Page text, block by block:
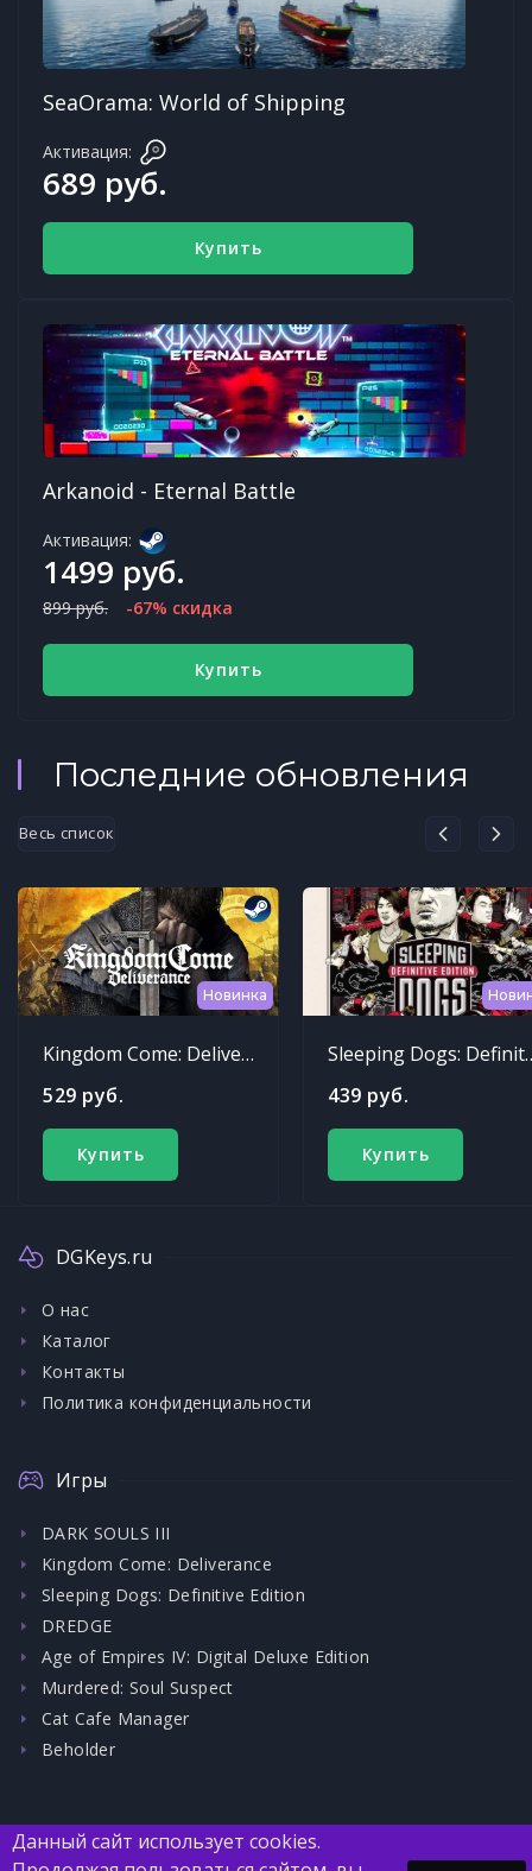
SeaOrama: World of Shipping
Активация:
689 руб.
Купить
Arkanoid - Eternal Battle
Активация:
1499 руб.
899 руб. -67% скидка
Купить
Последние обновления
Весь список
Новинка
Kingdom Come: Deliverance
529 руб.
Купить
Sleeping
439 руб.
Купить
DGKeys.ru
О нас
Каталог
Контакты
Политика конфиденциальности
Игры
DARK SOULS III
Kingdom Come: Deliverance
Sleeping Dogs: Definitive Edition
DREDGE
Age of Empires IV: Digital Deluxe Edition
Murdered: Soul Suspect
Cat Cafe Manager
Beholder
Данный сайт использует cookies.